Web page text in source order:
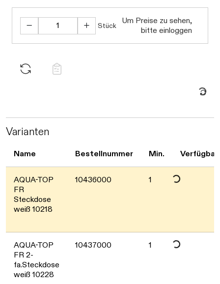
Stück
Um Preise zu sehen,
bitte einloggen
Daten werden geladen. Bitte warten...
Varianten
Name Bestellnummer Min.
AQUA-TOP
FR
Steckdose
weiß 10218
10436000 1
Daten werden geladen. Bitte warten...
AQUA-TOP
FR 2-
fa.Steckdose
weiß 10228
10437000 1
Daten werden geladen. Bitte warten...